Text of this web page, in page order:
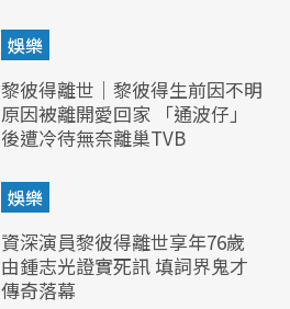
娛樂
黎彼得離世｜黎彼得生前因不明
原因被離開愛回家 「通波仔」
後遭冷待無奈離巢TVB
娛樂
資深演員黎彼得離世享年76歲
由鍾志光證實死訊 填詞界鬼才
傳奇落幕